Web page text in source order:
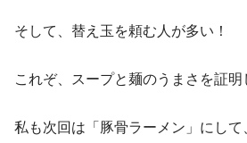
そして、替え玉を頼む人が多い！
これぞ、スープと麺のうまさを証明
私も次回は「豚骨ラーメン」にし